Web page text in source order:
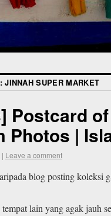
JINNAH SUPER MARKET
Postcard
Photos |
| Leave a comment
blog posting koleksi
lain yang agak jauh